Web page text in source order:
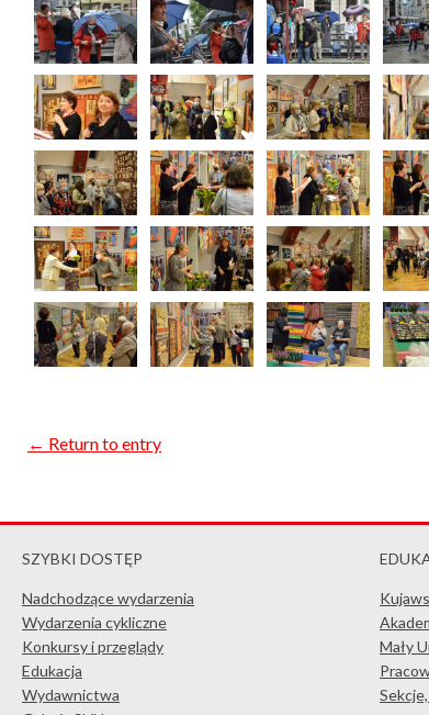
← Return to entry
SZYBKI DOSTĘP
Nadchodzące wydarzenia
Wydarzenia cykliczne
Konkursy i przeglądy
Edukacja
Wydawnictwa
Mały